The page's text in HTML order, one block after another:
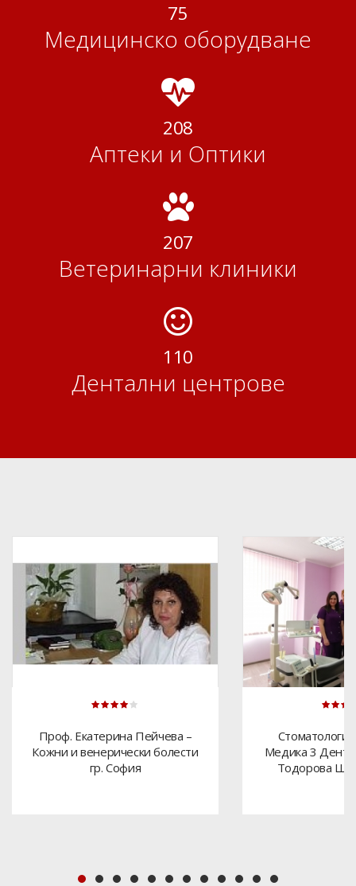
75
Медицинско оборудване
243
Аптеки и Оптики
207
Ветеринарни клиники
110
Дентални центрове
Проф. Екатерина Пейчева –
Кожни и венерически болести
гр. София
Медика 3 Дент
Тодорова